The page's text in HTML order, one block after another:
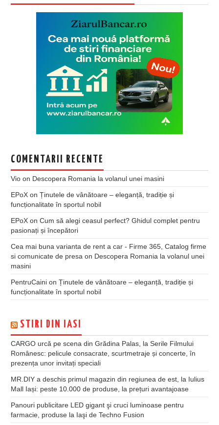
COMENTARII RECENTE
Vio on Descopera Romania la volanul unei masini
EPoX onȚinutele de vânătoare – eleganță, tradiție și
funcționalitate în sportul nobil
EPoX onCum să alegi ceasul perfect? Ghidul complet pentru
pasionați și începători
Cea mai buna varianta de rent a car - Firme 365, Catalog firme
si comunicate de presa on Descopera Romania la volanul unei
masini
PentruCaini onȚinutele de vânătoare – eleganță, tradiție și
funcționalitate în sportul nobil
STIRI DIN IASI
CARGO urcă pe scena din Grădina Palas, la Serile Filmului
Românesc: pelicule consacrate, scurtmetraje și concerte, în
prezența unor invitați speciali
MR.DIY a deschis primul magazin din regiunea de est, la Iulius
Mall Iași: peste 10.000 de produse, la prețuri avantajoase
Panouri publicitare LED gigant şi cruci luminoase pentru
farmacie, produse la Iaşi de Techno Fusion